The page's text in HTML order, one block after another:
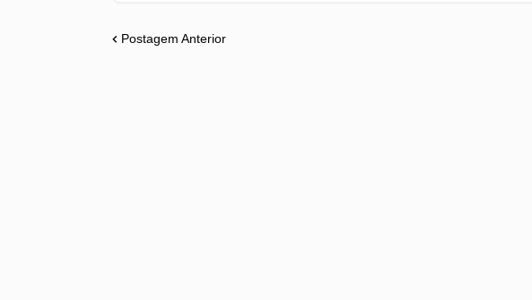
Postagem Anterior